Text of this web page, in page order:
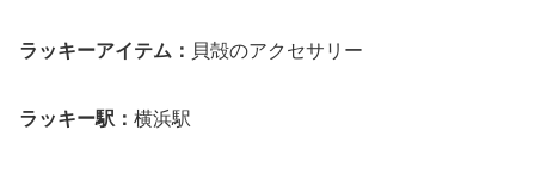
ラッキーアイテム： 貝殻のアクセサリー
ラッキー駅： 横浜駅